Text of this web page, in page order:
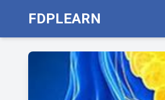
FDPLEARN